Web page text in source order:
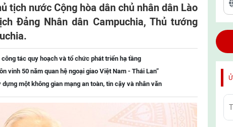
tịch nước Cộng hòa dân chủ nhân dân Lào
Ðảng Nhân dân Campuchia, Thủ tướng
tác quy hoạch và tổ chức phát triển hạ tầng
vinh 50 năm quan hệ ngoại giao Việt Nam - Thái Lan“
một không gian mạng an toàn, tin cậy và nhân văn